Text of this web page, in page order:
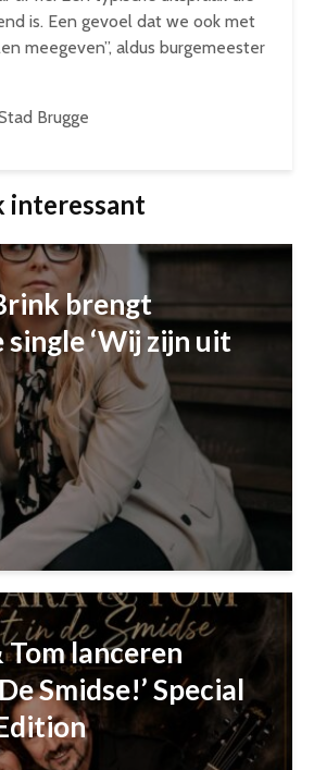
is. Een gevoel dat we ook met
meegeven”, aldus burgemeester
Brugge
interessant
brengt
single ‘Wij zijn uit
Tom lanceren
Smidse!’ Special